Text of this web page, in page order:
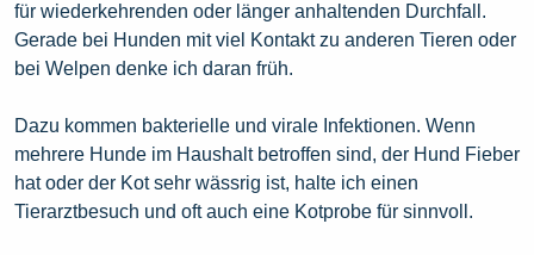
für wiederkehrenden oder länger anhaltenden Durchfall.
Gerade bei Hunden mit viel Kontakt zu anderen Tieren oder
bei Welpen denke ich daran früh.
Dazu kommen bakterielle und virale Infektionen. Wenn
mehrere Hunde im Haushalt betroffen sind, der Hund Fieber
hat oder der Kot sehr wässrig ist, halte ich einen
Tierarztbesuch und oft auch eine Kotprobe für sinnvoll.